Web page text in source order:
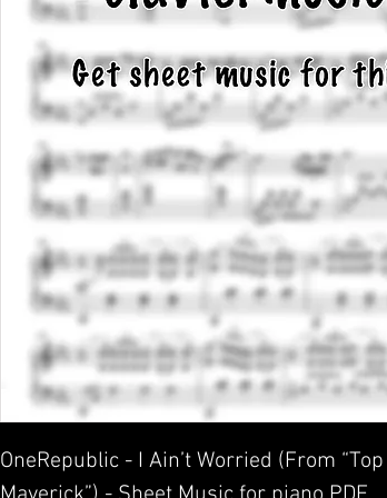
OneRepublic - I Ain’t Worried (From “Top